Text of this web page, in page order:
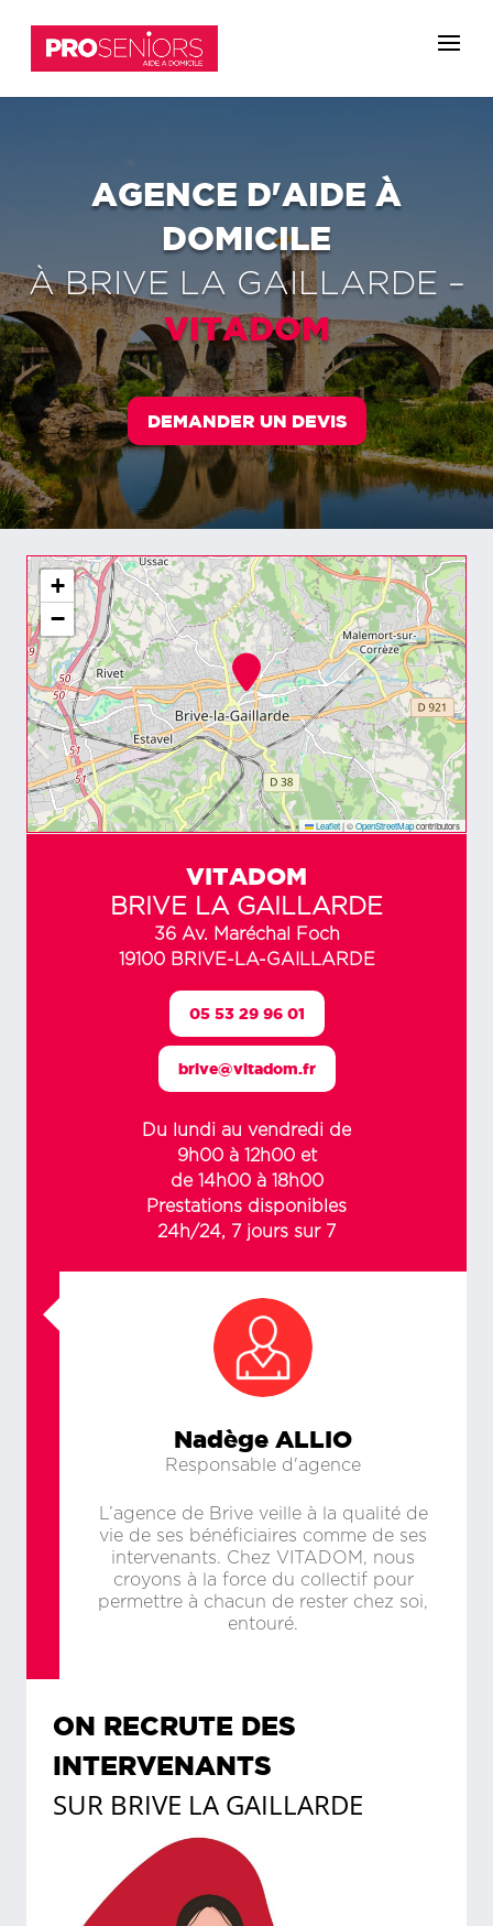
AGENCE D'AIDE À
DOMICILE
ÀBRIVE LA GAILLARDE –
VITADOM
DEMANDER UN DEVIS
+
−
Leaflet|©OpenStreetMapcontributors
VITADOM
BRIVE LA GAILLARDE
36 Av. Maréchal Foch
19100 BRIVE-LA-GAILLARDE
05 53 29 96 01
brive@vitadom.fr
Du lundi au vendredi de
9h00 à 12h00 et
de 14h00 à 18h00
Prestations disponibles
24h/24, 7 jours sur 7
Nadège ALLIO
Responsable d'agence
L’agence de Brive veille à la qualité de
vie de ses bénéficiaires comme de ses
intervenants. Chez VITADOM, nous
croyons à la force du collectif pour
permettre à chacun de rester chez soi,
entouré.
ON RECRUTE DES
INTERVENANTS
SUR BRIVE LA GAILLARDE